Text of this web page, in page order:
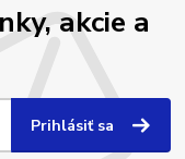
akcie a
Prihlásiť sa